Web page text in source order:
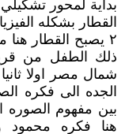
بداية لمحور
القطار بشكله
٢ يصبح القطار هنا
ذلك الطفل من
شمال مصر اولا
الجده الى فكره
بين مفهوم الصوره
هنا فكره محمود